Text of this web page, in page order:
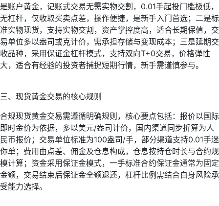
是账户黄金，记账式交易无需实物交割，0.01手起投门槛极低，
无杠杆，仅收取买卖点差，操作便捷，是新手入门首选；二是标
准实物现货，支持实物交割，资产掌控度高，适合长期保值，交
易单位多以盎司或克计价，需承担存储与变现成本；三是延期交
收品种，采用保证金杠杆模式，支持双向T+0交易，价格弹性
大，适合有经验的投资者捕捉短期行情，新手需谨慎参与。
三、现货黄金交易的核心规则
合规现货黄金交易需遵循明确规则，核心要点包括：报价以国际
即时金价为依据，多以美元/盎司计价，国内渠道同步折算为人
民币报价；交易单位标准为100盎司/手，部分渠道支持0.01手迷
你单；费用由点差、佣金及仓息构成，仓息按持仓时长与合约规
模计算；资金采用保证金模式，一手标准合约保证金通常为固定
金额，交易结束后保证金全额退还，杠杆比例需结合自身风险承
受能力选择。